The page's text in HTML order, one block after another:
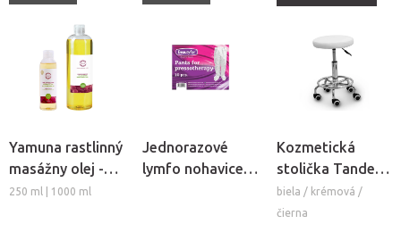
Yamuna rastlinný
masážny olej -
Hrozno
250 ml | 1000 ml
Jednorazové
lymfo nohavice z
Kozmetická
stolička Tandem
COS
biela / krémová /
čierna